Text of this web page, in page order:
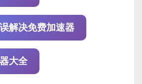
解决免费加速器
大全